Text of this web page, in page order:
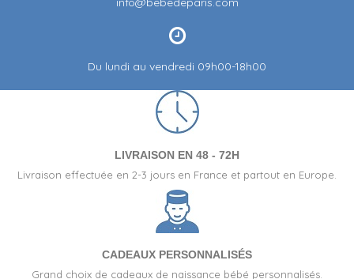
Du lundi au vendredi 09h00-18h00
LIVRAISON EN 48 - 72H
Livraison effectuée en 2-3 jours en France et partout en Europe.
CADEAUX PERSONNALISÉS
Grand choix de cadeaux de naissance bébé personnalisés.